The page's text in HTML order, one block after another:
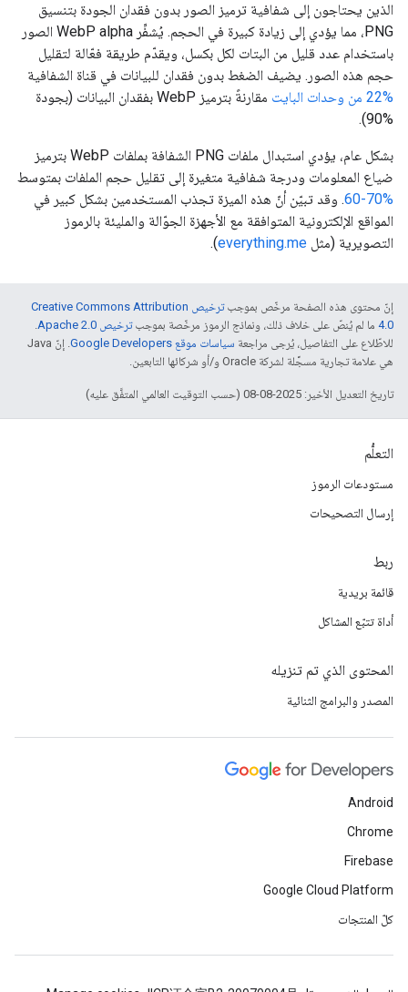
الذين يحتاجون إلى شفافية ترميز الصور بدون فقدان الجودة بتنسيق
PNG، مما يؤدي إلى زيادة كبيرة في الحجم. يُشفِّر WebP alpha الصور
باستخدام عدد قليل من البتات لكل بكسل، ويقدّم طريقة فعّالة لتقليل
حجم هذه الصور. يضيف الضغط بدون فقدان للبيانات في قناة الشفافية
‎22% من وحدات البايت
مقارنةً بترميز WebP بفقدان البيانات (بجودة
%90).
بشكل عام، يؤدي استبدال ملفات PNG الشفافة بملفات WebP بترميز
ضياع المعلومات ودرجة شفافية متغيرة إلى تقليل حجم الملفات بمتوسط
‎60-70%. وقد تبيّن أنّ هذه الميزة تجذب المستخدمين بشكل كبير في
المواقع الإلكترونية المتوافقة مع الأجهزة الجوّالة والمليئة بالرموز
التصويرية (مثل everything.me
).
إنّ محتوى هذه الصفحة مرخّص بموجب
ترخيص Creative Commons Attribution
4.0‏ ما لم يُنصّ على خلاف ذلك، ونماذج الرموز مرخّصة بموجبترخيص Apache 2.0‏
للاطّلاع على التفاصيل، يُرجى مراجعة سياسات موقع Google Developers‏
. إنّ Java
هي علامة تجارية مسجَّلة لشركة Oracle و/أو شركائها التابعين.
تاريخ التعديل الأخير: 2025-08-08 (حسب التوقيت العالمي المتفَّق عليه)
التعلُّم
مستودعات الرموز
إرسال التصحيحات
ربط
قائمة بريدية
أداة تتبّع المشاكل
المحتوى الذي تم تنزيله
المصدر والبرامج الثنائية
Android
Chrome
Firebase
Google Cloud Platform
كلّ المنتجات